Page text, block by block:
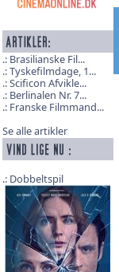
Brasilianske Fil...
Tyskefilmdage, 1...
Scificon Afvikle...
Berlinalen Nr. 7...
Franske Filmmand...
Se alle artikler
Dobbeltspil